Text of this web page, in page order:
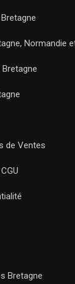
Normandie
de Ventes
Bretagne